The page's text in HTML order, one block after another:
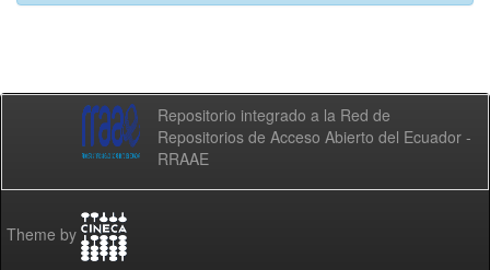
Repositorio integrado a la Red de
Repositorios de Acceso Abierto del Ecuador -
RRAAE
Theme by